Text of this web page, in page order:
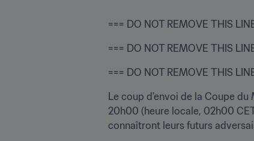
=== DO NOT REMOVE THIS
=== DO NOT REMOVE THIS
=== DO NOT REMOVE THIS
Le coup d'envoi de la Coupe du
20h00 (heure locale, 02h00
connaîtront leurs futurs